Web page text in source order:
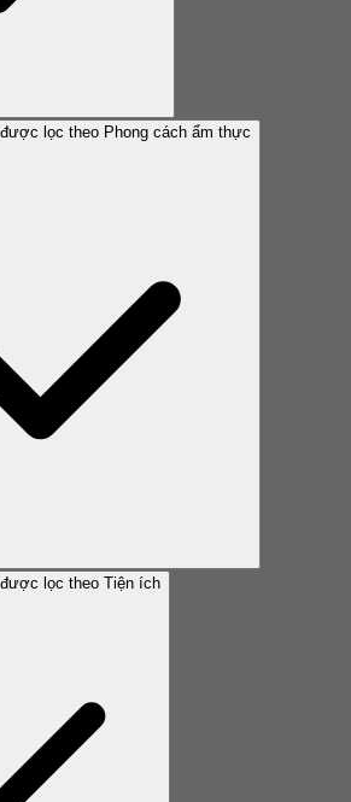
lọc theo Phong cách ẩm thực
lọc theo Tiện ích